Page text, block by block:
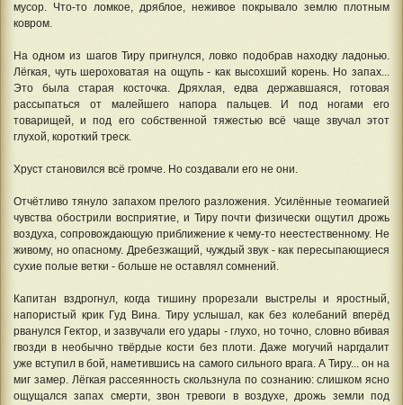
мусор. Что-то ломкое, дряблое, неживое покрывало землю плотным
ковром.
На одном из шагов Тиру пригнулся, ловко подобрав находку ладонью.
Лёгкая, чуть шероховатая на ощупь - как высохший корень. Но запах...
Это была старая косточка. Дряхлая, едва державшаяся, готовая
рассыпаться от малейшего напора пальцев. И под ногами его
товарищей, и под его собственной тяжестью всё чаще звучал этот
глухой, короткий треск.
Хруст становился всё громче. Но создавали его не они.
Отчётливо тянуло запахом прелого разложения. Усилённые теомагией
чувства обострили восприятие, и Тиру почти физически ощутил дрожь
воздуха, сопровождающую приближение к чему-то неестественному. Не
живому, но опасному. Дребезжащий, чуждый звук - как пересыпающиеся
сухие полые ветки - больше не оставлял сомнений.
Капитан вздрогнул, когда тишину прорезали выстрелы и яростный,
напористый крик Гуд Вина. Тиру услышал, как без колебаний вперёд
рванулся Гектор, и зазвучали его удары - глухо, но точно, словно вбивая
гвозди в необычно твёрдые кости без плоти. Даже могучий наргдалит
уже вступил в бой, наметившись на самого сильного врага. А Тиру... он на
миг замер. Лёгкая рассеянность скользнула по сознанию: слишком ясно
ощущался запах смерти, звон тревоги в воздухе, дрожь земли под